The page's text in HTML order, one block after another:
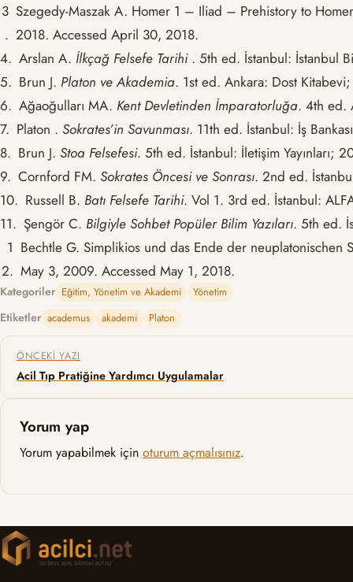
3
.
Szegedy-Maszak A. Homer 1 – Iliad – Prehistory to
2018. Accessed April 30, 2018.
4. Arslan A. İlkçağ Felsefe Tarihi . 5th ed. İstanbul: İstanbul
5. Brun J. Platon ve Akademia. 1st ed. Ankara: Dost
6. Ağaoğulları MA. Kent Devletinden İmparatorluğa. 4th ed.
7. Platon . Sokrates’in Savunması. 11th ed. İstanbul: İş
8. Brun J. Stoa Felsefesi. 5th ed. İstanbul: İletişim Yayınları;
9. Cornford FM. Sokrates Öncesi ve Sonrası. 2nd ed.
10. Russell B. Batı Felsefe Tarihi. Vol 1. 3rd ed. İstanbul:
11. Şengör C. Bilgiyle Sohbet Popüler Bilim Yazıları. 5th ed.
1
2.
Bechtle G. Simplikios und das Ende der
May 3, 2009. Accessed May 1, 2018.
Kategoriler Eğitim, Yönetim ve Akademi Yönetim
Etiketler academus akademi Platon
Yazı gezinmesi
ÖNCEKI YAZI
Acil Tıp Pratiğine Yardımcı Uygulamalar
Yorum yap
Yorum yapabilmek için oturum açmalısınız.